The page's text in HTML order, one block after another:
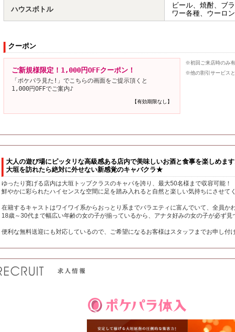
ハウスボトル
ビール、焼酎、ブ
ワー各種、ウーロ
クーポン
ご新規様限定！1,000円OFFクーポン！
「ポケパラ見た!」でこちらの画面をご提示頂くと
1,000円OFFでご案内♪
【有効期限なし】
※初回ご来店時のみ
※他の割引サービス
大人の遊び場にピッタリな高級感ある店内で美味しいお酒と食事を楽しめます
大垣を訪れたら絶対に外せない新感覚のキャバクラ★
ゆったり寛げる店内は大垣トップクラスのキャパを誇り、最大50名様まで収容可能！
鮮やかに彩られたハイセンスな空間に足を踏み入れると自然と楽しい気持ちにさせてく
在籍するキャストはワイワイ系からおっとり系までバラエティに富んでいて、全員か
18歳～30代まで幅広い年齢の女の子が揃っているから、アナタ好みの女の子が必ず見
便利な無料送迎にも対応しているので、ご希望になるお客様はスタッフまでお申し付